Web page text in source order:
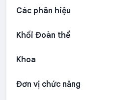
Các phân hiệu
Khối Đoàn thể
Khoa
Đơn vị chức năng